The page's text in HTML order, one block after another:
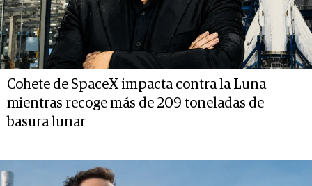
Cohete de SpaceX impacta contra la Luna
mientras recoge más de 209 toneladas de
basura lunar